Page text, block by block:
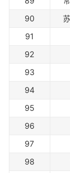
90
91
92
93
94
95
96
97
98